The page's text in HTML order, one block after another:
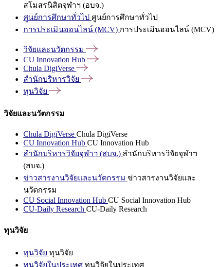
สโมสรนิสิตจุฬาฯ (อบจ.)
ศูนย์การศึกษาทั่วไป ศูนย์การศึกษาทั่วไป
การประเมินออนไลน์ (MCV) การประเมินออนไลน์ (MCV)
วิจัยและนวัตกรรม
CU Innovation Hub
Chula DigiVerse
สำนักบริหารวิจัย
ทุนวิจัย
วิจัยและนวัตกรรม
Chula DigiVerse Chula DigiVerse
CU Innovation Hub CU Innovation Hub
สำนักบริหารวิจัยจุฬาฯ (สบจ.) สำนักบริหารวิจัยจุฬาฯ
(สบจ.)
ข่าวสารงานวิจัยและนวัตกรรม ข่าวสารงานวิจัยและ
นวัตกรรม
CU Social Innovation Hub CU Social Innovation Hub
CU-Daily Research CU-Daily Research
ทุนวิจัย
ทุนวิจัย ทุนวิจัย
ทุนวิจัยในประเทศ ทุนวิจัยในประเทศ